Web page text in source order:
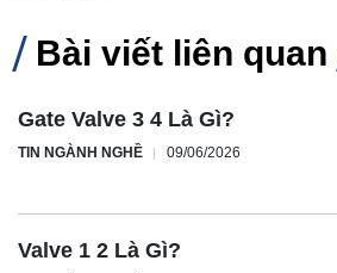
Bài viết liên quan
Gate Valve 3 4 Là Gì?
TIN NGÀNH NGHỀ 09/06/2026
Valve 1 2 Là Gì?